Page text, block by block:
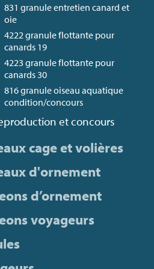
831 granule entretien canard et
oie
4222 granule flottante pour
canards 19
4223 granule flottante pour
canards 30
816 granule oiseau aquatique
condition/concours
et concours
cage et volières
d'ornement
d’ornement
voyageurs